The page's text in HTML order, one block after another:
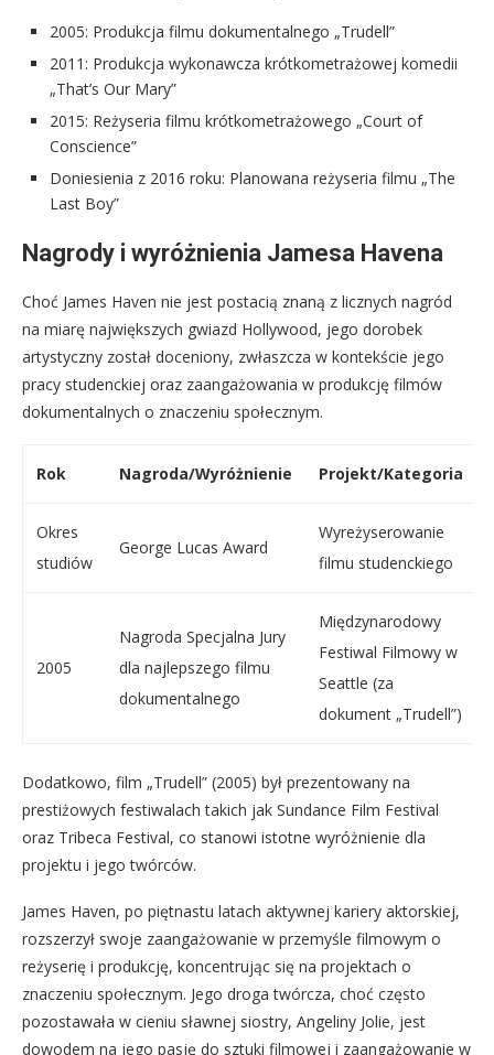
2005: Produkcja filmu dokumentalnego „Trudell”
2011: Produkcja wykonawcza krótkometrażowej komedii
„That’s Our Mary”
2015: Reżyseria filmu krótkometrażowego „Court of
Conscience”
Doniesienia z 2016 roku: Planowana reżyseria filmu „The
Last Boy”
Nagrody i wyróżnienia Jamesa Havena
Choć James Haven nie jest postacią znaną z licznych nagród
na miarę największych gwiazd Hollywood, jego dorobek
artystyczny został doceniony, zwłaszcza w kontekście jego
pracy studenckiej oraz zaangażowania w produkcję filmów
dokumentalnych o znaczeniu społecznym.
Rok Nagroda/Wyróżnienie Projekt/Kategoria
Okres
studiów
George Lucas Award
Wyreżyserowanie
filmu studenckiego
2005
Nagroda Specjalna Jury
dla najlepszego filmu
dokumentalnego
Międzynarodowy
Festiwal Filmowy w
Seattle (za
dokument „Trudell”)
Dodatkowo, film „Trudell” (2005) był prezentowany na
prestiżowych festiwalach takich jak Sundance Film Festival
oraz Tribeca Festival, co stanowi istotne wyróżnienie dla
projektu i jego twórców.
James Haven, po piętnastu latach aktywnej kariery aktorskiej,
rozszerzył swoje zaangażowanie w przemyśle filmowym o
reżyserię i produkcję, koncentrując się na projektach o
znaczeniu społecznym. Jego droga twórcza, choć często
pozostawała w cieniu sławnej siostry, Angeliny Jolie, jest
dowodem na jego pasję do sztuki filmowej i zaangażowanie w